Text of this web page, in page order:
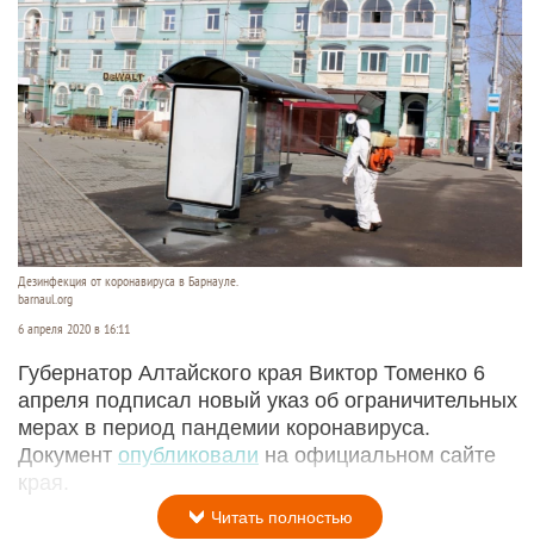
Дезинфекция от коронавируса в Барнауле.
barnaul.org
6 апреля 2020 в 16:11
Губернатор Алтайского края Виктор Томенко 6
апреля подписал новый указ об ограничительных
мерах в период пандемии коронавируса.
Документ опубликовали на официальном сайте
края.
Читать полностью